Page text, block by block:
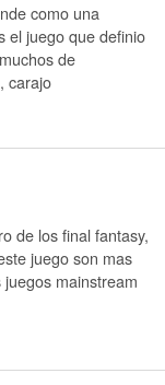
como una
el juego que definio
de
carajo
de los final fantasy,
juego son mas
mainstream